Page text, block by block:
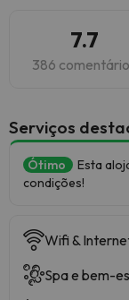
7.7
386
Serviços
Ótimo Esta
condições!
Wifi &
Spa e bem-